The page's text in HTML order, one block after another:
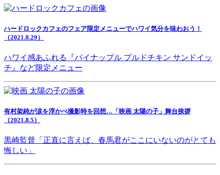
ハードロックカフェのフェア限定メニューでハワイ気分を味わおう！
（2021.8.29）
ハワイ感あふれる『パイナップル プルドチキン サンドイッ
チ』など限定メニュー
有村架純が涙を浮かべ撮影時を回想…「映画 太陽の子」舞台挨拶
（2021.8.5）
黒崎監督「正直に言えば、春馬君がここにいないのがとても
悔しい」